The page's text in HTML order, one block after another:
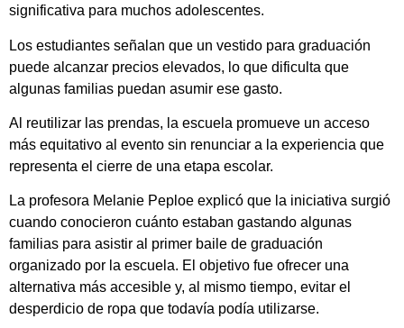
significativa para muchos adolescentes.
Los estudiantes señalan que un vestido para graduación
puede alcanzar precios elevados, lo que dificulta que
algunas familias puedan asumir ese gasto.
Al reutilizar las prendas, la escuela promueve un acceso
más equitativo al evento sin renunciar a la experiencia que
representa el cierre de una etapa escolar.
La profesora Melanie Peploe explicó que la iniciativa surgió
cuando conocieron cuánto estaban gastando algunas
familias para asistir al primer baile de graduación
organizado por la escuela. El objetivo fue ofrecer una
alternativa más accesible y, al mismo tiempo, evitar el
desperdicio de ropa que todavía podía utilizarse.